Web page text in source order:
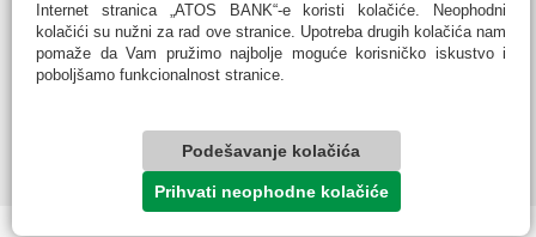
ATOS BANK Online
© 2022 ATOS BANK a.d. Banja Luka
© ATOS BANK sva prava zadržana
Internet stranica „ATOS BANK“-e koristi kolačiće. Neophodni
kolačići su nužni za rad ove stranice. Upotreba drugih kolačića nam
pomaže da Vam pružimo najbolje moguće korisničko iskustvo i
poboljšamo funkcionalnost stranice.
Podešavanje kolačića
Prihvati neophodne kolačiće